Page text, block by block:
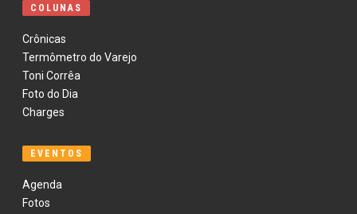
COLUNAS
Crônicas
Termômetro do Varejo
Toni Corrêa
Foto do Dia
Charges
EVENTOS
Agenda
Fotos